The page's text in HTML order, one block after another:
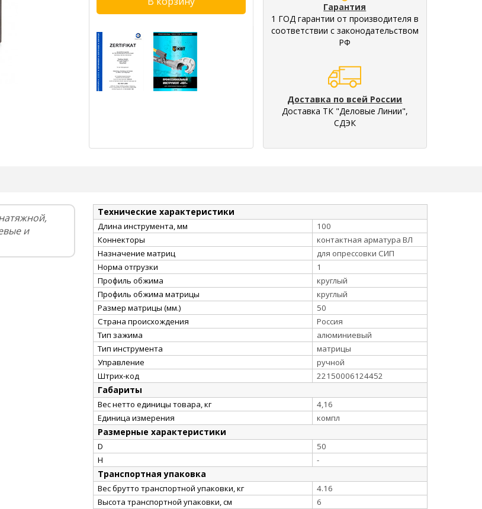
Гарантия
1 ГОД гарантии от производителя в
соответствии с законодательством
РФ
Доставка по всей России
Доставка ТК "Деловые Линии",
СДЭК
и
Технические характеристики
Длина инструмента, мм
100
Коннекторы
контактная арматура ВЛ
Назначение матриц
для опрессовки СИП
Норма отгрузки
1
Профиль обжима
круглый
Профиль обжима матрицы
круглый
Размер матрицы (мм.)
50
Страна происхождения
Россия
Тип зажима
алюминиевый
Тип инструмента
матрицы
Управление
ручной
Штрих-код
22150006124452
Габариты
Вес нетто единицы товара, кг
4,16
Единица измерения
компл
Размерные характеристики
D
50
H
-
Транспортная упаковка
Вес брутто транспортной упаковки, кг
4.16
Высота транспортной упаковки, см
6